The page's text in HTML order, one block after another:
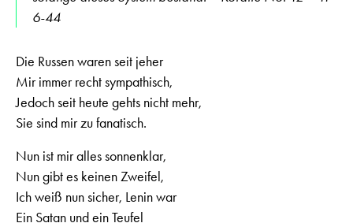
6-44
Die Russen waren seit jeher
Mir immer recht sympathisch,
Jedoch seit heute gehts nicht mehr,
Sie sind mir zu fanatisch.
Nun ist mir alles sonnenklar,
Nun gibt es keinen Zweifel,
Ich weiß nun sicher, Lenin war
Ein Satan und ein Teufel